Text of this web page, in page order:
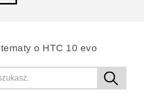
o HTC 10 evo